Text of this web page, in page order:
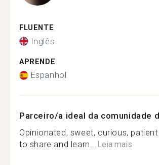
FLUENTE
Inglês
APRENDE
Espanhol
Parceiro/a ideal da comunidade
Opinionated, sweet, curious,
to share and learn...Leia mais